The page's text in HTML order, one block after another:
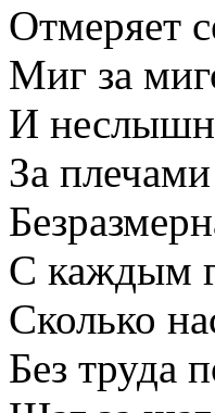
Отмеряет
Миг за
И
За
С каждым
Сколько
Без труда